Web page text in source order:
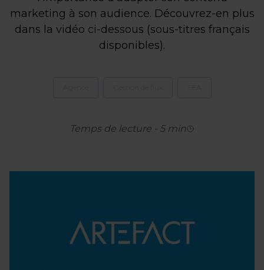
marketing à son audience. Découvrez-en plus
dans la vidéo ci-dessous (sous-titres français
disponibles).
Temps de lecture - 5min